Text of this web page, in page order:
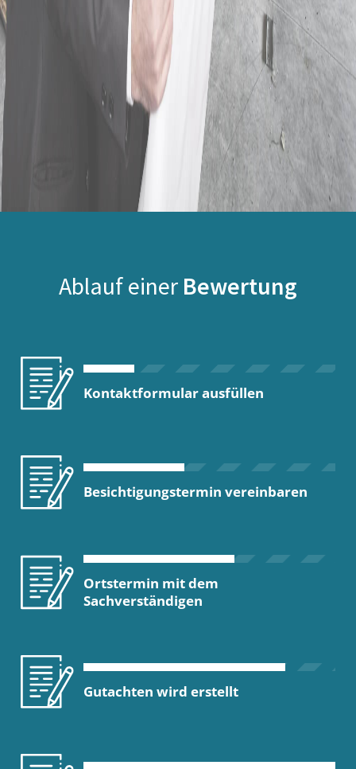
Ablauf einer Bewertung
Kontaktformular ausfüllen
Besichtigungstermin vereinbaren
Ortstermin mit dem
Sachverständigen
Gutachten wird erstellt